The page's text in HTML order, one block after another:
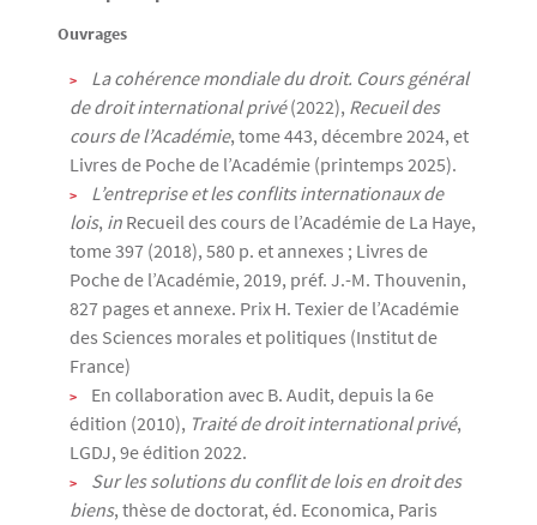
Ouvrages
La cohérence mondiale du droit. Cours général
de droit international privé(2022), Recueil des
cours de l’Académie, tome 443, décembre 2024, et
Livres de Poche de l’Académie (printemps 2025).
L’entreprise et les conflits internationaux de
lois, in Recueil des cours de l’Académie de La Haye,
tome 397 (2018), 580 p. et annexes ; Livres de
Poche de l’Académie, 2019, préf. J.-M. Thouvenin,
827 pages et annexe. Prix H. Texier de l’Académie
des Sciences morales et politiques (Institut de
France)
En collaboration avec B. Audit, depuis la 6e
édition (2010), Traité de droit international privé,
LGDJ, 9e édition 2022.
Sur les solutions du conflit de lois en droit des
biens, thèse de doctorat, éd. Economica, Paris